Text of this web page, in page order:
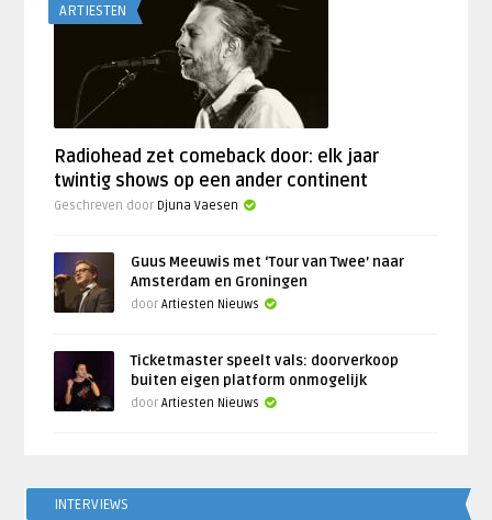
ARTIESTEN
Radiohead zet comeback door: elk jaar
twintig shows op een ander continent
Geschreven door Djuna Vaesen
Guus Meeuwis met ‘Tour van Twee’ naar
Amsterdam en Groningen
doorArtiesten Nieuws
Ticketmaster speelt vals: doorverkoop
buiten eigen platform onmogelijk
doorArtiesten Nieuws
INTERVIEWS